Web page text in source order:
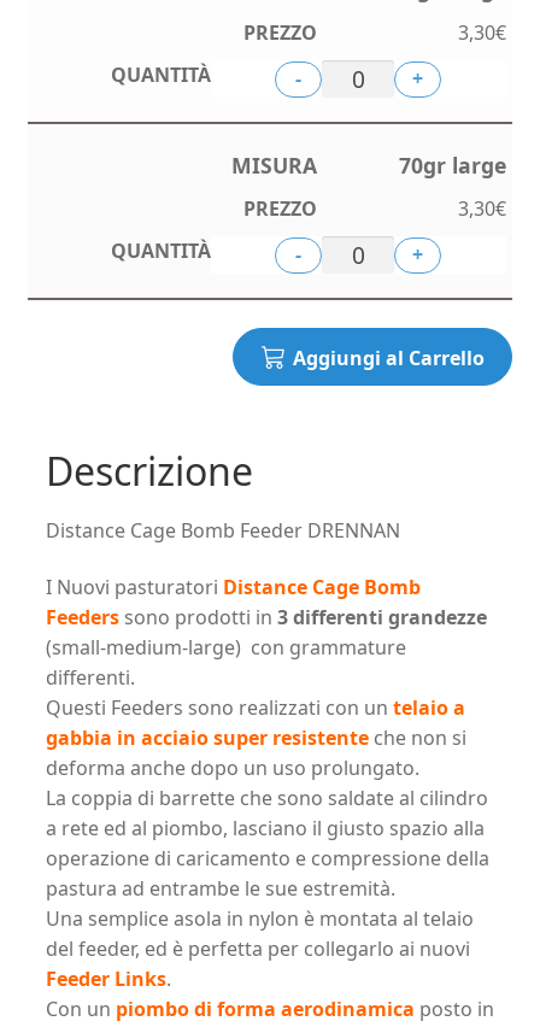
3,30€
-
+
70gr large
3,30€
-
+
Aggiungi al Carrello
Descrizione
Distance Cage Bomb Feeder DRENNAN
I Nuovi pasturatori Distance Cage Bomb
Feederssono prodotti in 3 differenti grandezze
(small-medium-large) con grammature
differenti.
Questi Feeders sono realizzati con un telaio a
gabbia in acciaio super resistenteche non si
deforma anche dopo un uso prolungato.
La coppia di barrette che sono saldate al cilindro
a rete ed al piombo, lasciano il giusto spazio alla
operazione di caricamento e compressione della
pastura ad entrambe le sue estremità.
Una semplice asola in nylon è montata al telaio
del feeder, ed è perfetta per collegarlo ai nuovi
Feeder Links.
Con un piombo di forma aerodinamica posto in